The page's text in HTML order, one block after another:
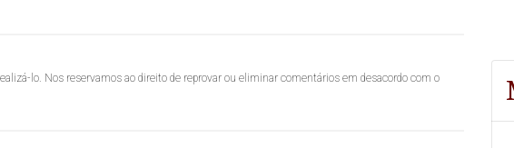
lo. Nos reservamos ao direito de reprovar ou eliminar comentários em desacordo com o